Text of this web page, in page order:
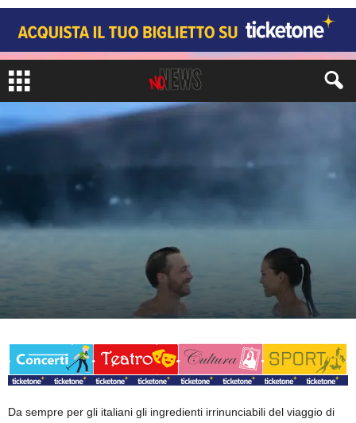
Da sempre per gli italiani gli ingredienti irrinunciabili del viaggio di